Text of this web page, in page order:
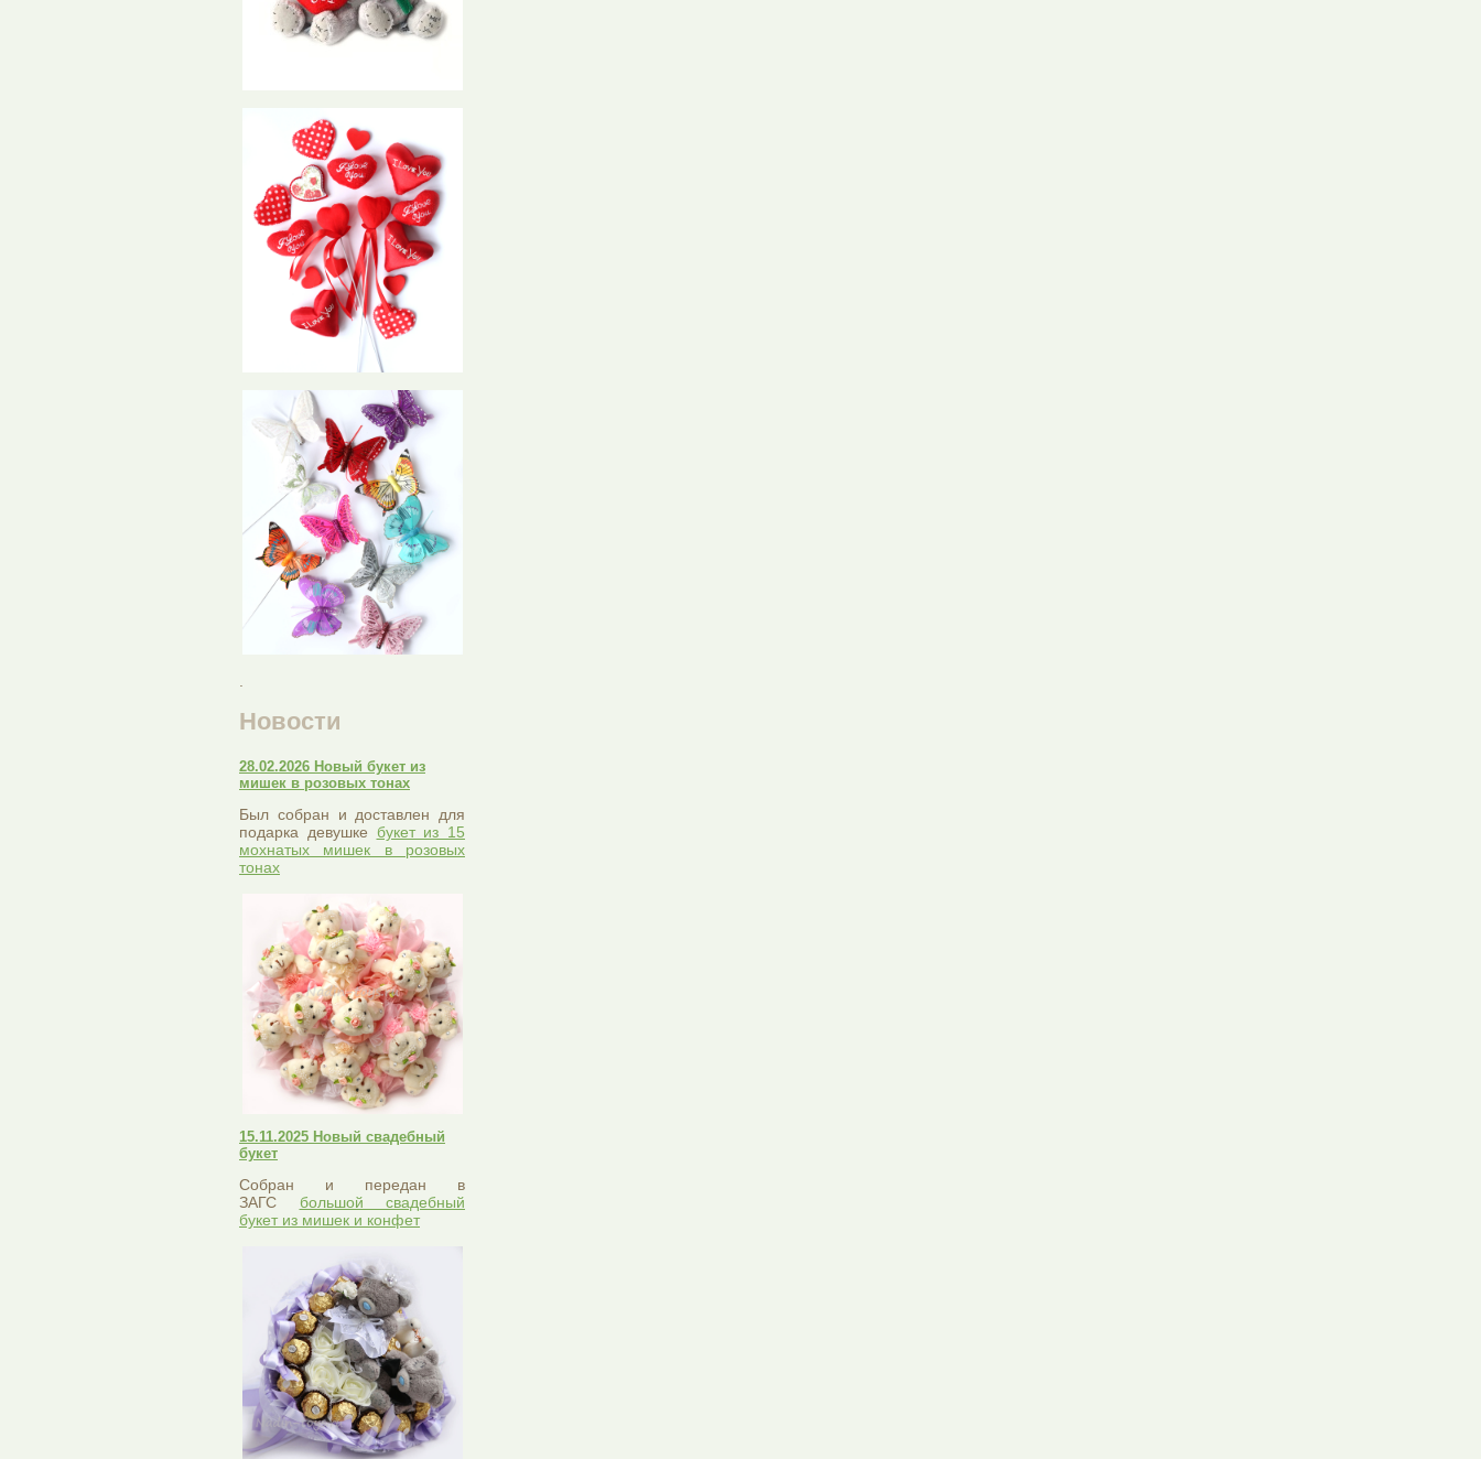
Новости
28.02.2026 Новый букет из
мишек в розовых тонах
Был собран и доставлен для
подарка девушке букет из 15
мохнатых мишек в розовых
тонах
15.11.2025 Новый свадебный
букет
Собран и передан в
ЗАГС большой свадебный
букет из мишек и конфет